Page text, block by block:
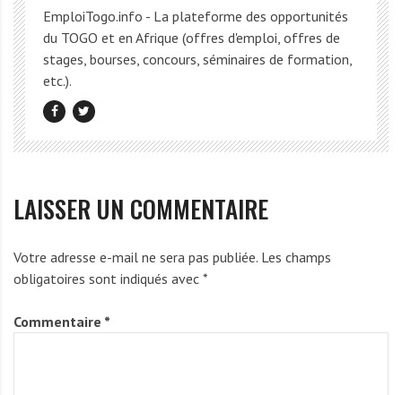
EmploiTogo.info - La plateforme des opportunités
du TOGO et en Afrique (offres d'emploi, offres de
stages, bourses, concours, séminaires de formation,
etc.).
LAISSER UN COMMENTAIRE
Votre adresse e-mail ne sera pas publiée. Les champs
obligatoires sont indiqués avec *
Commentaire *